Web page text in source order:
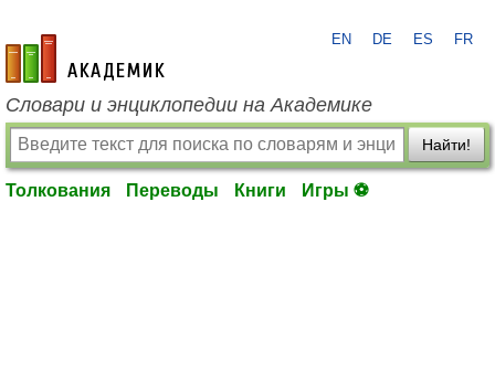
academic.ru
EN DE ES FR
Словари и энциклопедии на Академике
Найти!
Толкования Переводы Книги Игры ⚽